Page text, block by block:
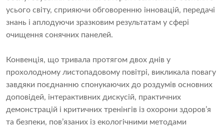
усього світу, сприяючи обговоренню інновацій, передачі
знань і аплодуючи зразковим результатам у сфері
очищення сонячних панелей.
Конвенція, що тривала протягом двох днів у
прохолодному листопадовому повітрі, викликала повагу
завдяки поєднанню спонукаючих до роздумів основних
доповідей, інтерактивних дискусій, практичних
демонстрацій і критичних тренінгів із охорони здоров’я
та безпеки, пов’язаних із екологічними методами